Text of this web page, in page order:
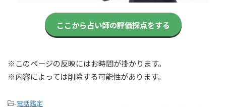
ここから占い師の評価採点をする
※このページの反映にはお時間が掛かります。
※内容によっては削除する可能性があります。
-電話鑑定